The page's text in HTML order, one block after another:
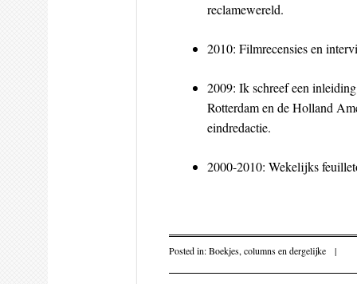
reclamewereld.
2010: Filmrecensies en
2009: Ik schreef een
Rotterdam en de Holland
eindredactie.
2000-2010: Wekelijks
Posted in:Boekjes, columns en dergelijke |